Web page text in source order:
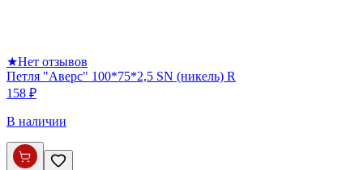
★Нет отзывов
Петля "Аверс" 100*75*2,5 SN (никель) R
158 ₽
В наличии